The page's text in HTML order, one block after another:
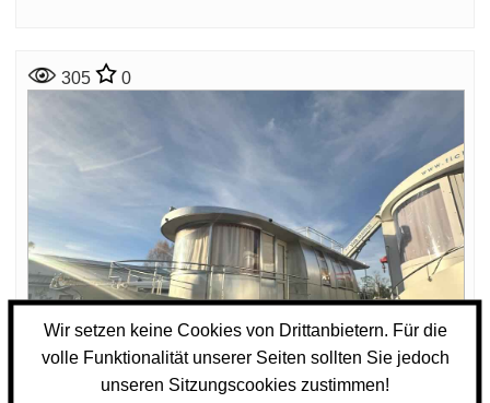
305 0
Wir setzen keine Cookies von Drittanbietern. Für die
volle Funktionalität unserer Seiten sollten Sie jedoch
unseren Sitzungscookies zustimmen!